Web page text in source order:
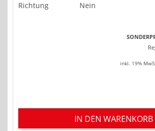
Richtung
Nein
inkl. 19%
IN DEN WARENKORB